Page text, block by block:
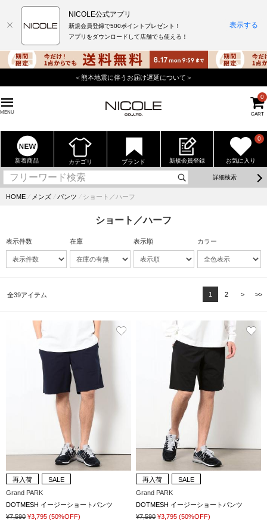
店舗でもポイントが貯まる使えるニコル公式アプリをダウンロ
MENU CART
0
新着商品 カテゴリ ブランド 新規会員登録 お気に入り
0
詳細検索
HOME ⁄ メンズ ⁄ パンツ ⁄ ショート／ハーフ
ショート／ハーフ
表示件数 在庫 表示順 カラー
全39アイテム 1 2 > >>
再入荷
SALE
Grand PARK
DOTMESH イージーショートパンツ
¥7,590 ¥3,795 (50%OFF)
再入荷
SALE
Grand PARK
DOTMESH イージーショートパンツ
¥7,590 ¥3,795 (50%OFF)
NICOLE公式アプリ
新規会員登録で500ポイントプレゼント！
アプリをダウンロードして店舗でも使える！
表示する